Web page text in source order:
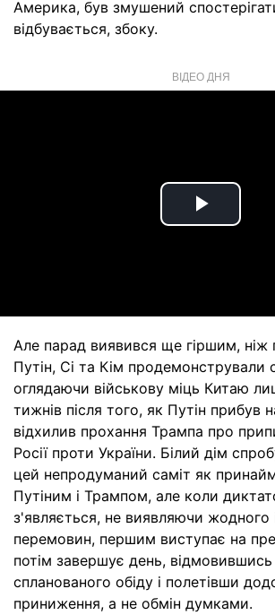
Америка, був змушений
відбувається, збоку.
ВІДЕО ДНЯ
Play
Але парад виявився ще гіршим, ніж
Путін, Сі та Кім продемонстрували
оглядаючи військову міць Китаю
тижнів після того, як Путін прибув
відхилив прохання Трампа про
Росії проти України. Білий дім
цей непродуманий саміт як
Путіним і Трампом, але коли
з'являється, не виявляючи жодного
перемовин, першим виступає на
потім завершує день, відмовившись
спланованого обіду і полетівши
приниження, а не обмін думками.